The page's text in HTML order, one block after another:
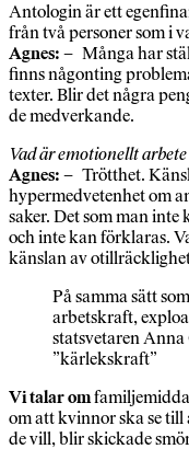
Antologin är ett
från två personer som i
Agnes: – Många har
finns någonting
texter. Blir det några
de medverkande.
Vad är emotionellt arbete
Agnes: – Trötthet.
hypermedvetenhet om
saker. Det som man inte
och inte kan förklaras.
känslan av
På samma sätt
arbetskraft,
statsvetaren
”kärlekskraft”
Vi talar om
om att kvinnor ska se
de vill, blir skickade